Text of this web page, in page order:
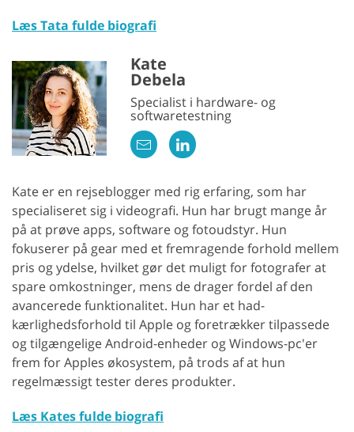
Læs Tata fulde biografi
Kate
Debela
Specialist i hardware- og
softwaretestning
Kate er en rejseblogger med rig erfaring, som har
specialiseret sig i videografi. Hun har brugt mange år
på at prøve apps, software og fotoudstyr. Hun
fokuserer på gear med et fremragende forhold mellem
pris og ydelse, hvilket gør det muligt for fotografer at
spare omkostninger, mens de drager fordel af den
avancerede funktionalitet. Hun har et had-
kærlighedsforhold til Apple og foretrækker tilpassede
og tilgængelige Android-enheder og Windows-pc'er
frem for Apples økosystem, på trods af at hun
regelmæssigt tester deres produkter.
Læs Kates fulde biografi